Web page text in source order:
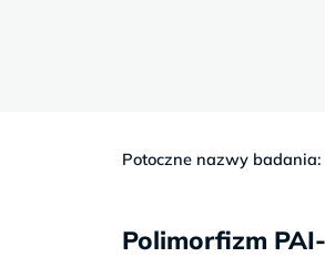
Potoczne nazwy
Polimorfizm PAI-